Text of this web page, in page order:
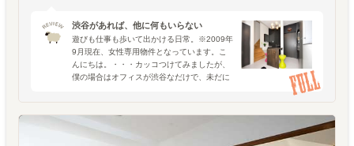
渋谷があれば、他に何もいらない
遊びも仕事も歩いて出かける日常。※2009年
9月現在、女性専用物件となっています。こ
んにちは。・・・カッコつけてみましたが、
僕の場合はオフィスが渋谷なだけで、未だに
ん、はい。さて、今回のシェアハウス探検隊
は「TokyoB